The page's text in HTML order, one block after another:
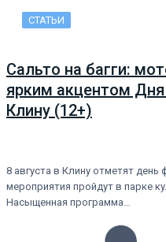
СТАТЬИ
Сальто на багги:
ярким акцентом Дня
Клину (12+)
8 августа в Клину отметят
мероприятия пройдут в парке
Насыщенная программа…